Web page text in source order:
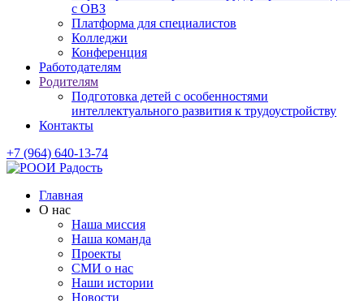
с ОВЗ
Платформа для специалистов
Колледжи
Конференция
Работодателям
Родителям
Подготовка детей с особенностями
интеллектуального развития к трудоустройству
Контакты
+7 (964) 640-13-74
Главная
О нас
Наша миссия
Наша команда
Проекты
СМИ о нас
Наши истории
Новости